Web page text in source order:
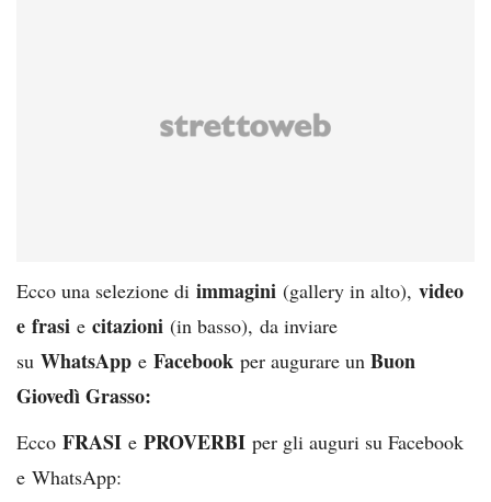
Ecco una selezione di immagini (gallery in alto), video
e frasi e citazioni (in basso), da inviare
su WhatsApp e Facebook per augurare un Buon
Giovedì Grasso:
Ecco FRASI e PROVERBI per gli auguri su Facebook
e WhatsApp: